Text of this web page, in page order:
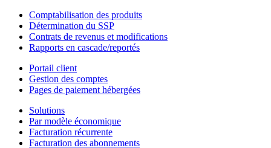
Comptabilisation des produits
Détermination du SSP
Contrats de revenus et modifications
Rapports en cascade/reportés
Portail client
Gestion des comptes
Pages de paiement hébergées
Solutions
Par modèle économique
Facturation récurrente
Facturation des abonnements